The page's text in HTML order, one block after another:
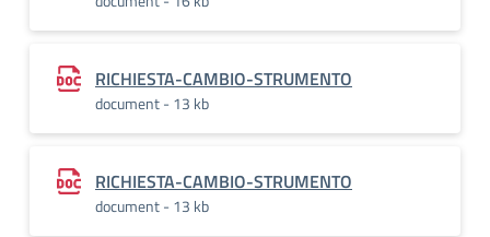
RICHIESTA-CAMBIO-STRUMENTO
document - 13 kb
RICHIESTA-CAMBIO-STRUMENTO
document - 13 kb